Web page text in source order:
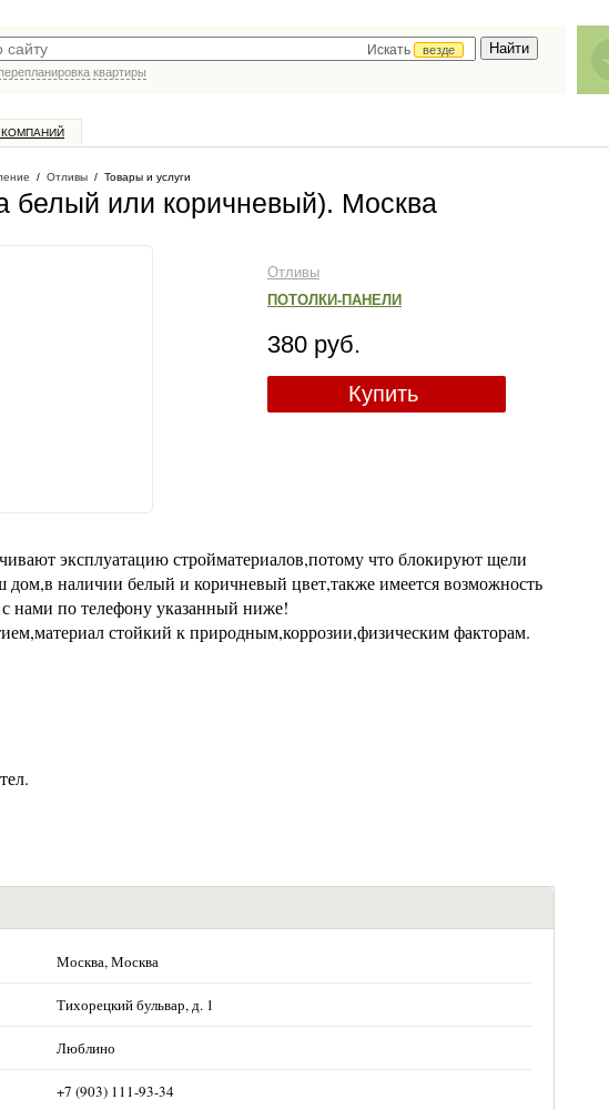
Искать
везде
квартиры
КОМПАНИЙ
/ Отливы / Товары и услуги
белый или коричневый). Москва
Отливы
ПОТОЛКИ-ПАНЕЛИ
380 руб.
Купить
эксплуатацию стройматериалов,потому что блокируют щели
наличии белый и коричневый цвет,также имеется возможность
с нами по телефону указанный ниже!
стойкий к природным,коррозии,физическим факторам.
Москва, Москва
Тихорецкий бульвар, д. 1
Люблино
+7 (903) 111-93-34